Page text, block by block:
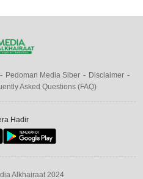
Pedoman Media Siber
Disclaimer
Asked Questions (FAQ)
Hadir
Alkhairaat 2024